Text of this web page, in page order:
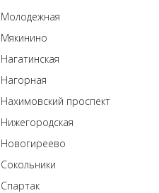
Молодежная
Мякинино
Нагатинская
Нагорная
Нахимовский проспект
Нижегородская
Новогиреево
Сокольники
Спартак